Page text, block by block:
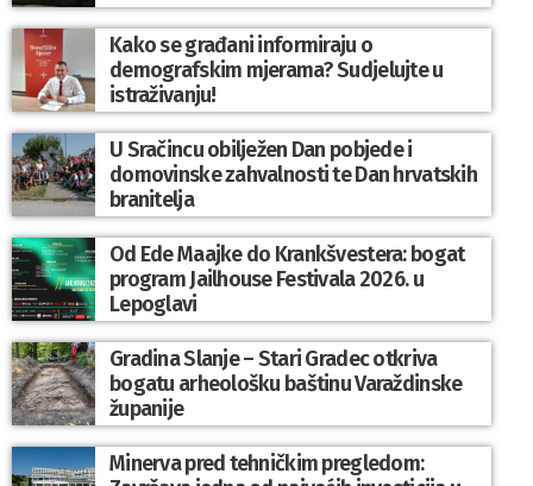
Kako se građani informiraju o
demografskim mjerama? Sudjelujte u
istraživanju!
U Sračincu obilježen Dan pobjede i
domovinske zahvalnosti te Dan hrvatskih
branitelja
Od Ede Maajke do Krankšvestera: bogat
program Jailhouse Festivala 2026. u
Lepoglavi
Gradina Slanje – Stari Gradec otkriva
bogatu arheološku baštinu Varaždinske
županije
Minerva pred tehničkim pregledom: